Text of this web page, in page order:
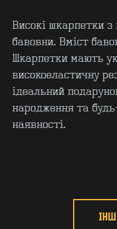
Високі шкарпетки з
бавовни. Вміст
Шкарпетки мають
високоеластичну
ідеальний
народження та
наявності.
КОНТАКТИ
ГУРТ - B2B
ВИРОБНИЦТВО - B2B